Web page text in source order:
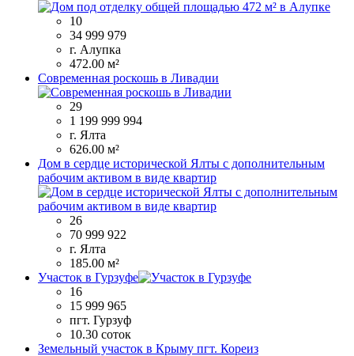
10
34 999 979
г. Алупка
472.00 м²
Современная роскошь в Ливадии
29
1 199 999 994
г. Ялта
626.00 м²
Дом в сердце исторической Ялты с дополнительным
рабочим активом в виде квартир
26
70 999 922
г. Ялта
185.00 м²
Участок в Гурзуфе
16
15 999 965
пгт. Гурзуф
10.30 соток
Земельный участок в Крыму пгт. Кореиз